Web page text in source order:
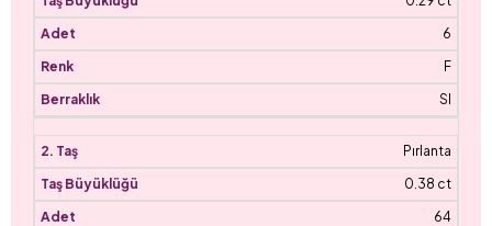
6
F
SI
Pırlanta
0.38 ct
64